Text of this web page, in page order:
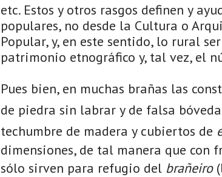
etc. Estos y otros rasgos definen y
populares, no desde la Cultura o
Popular, y, en este sentido, lo rural
patrimonio etnográfico y, tal vez, el
Pues bien, en muchas brañas las
de piedra sin labrar y de falsa
techumbre de madera y cubiertos de
dimensiones, de tal manera que con
sólo sirven para refugio del brañeiro